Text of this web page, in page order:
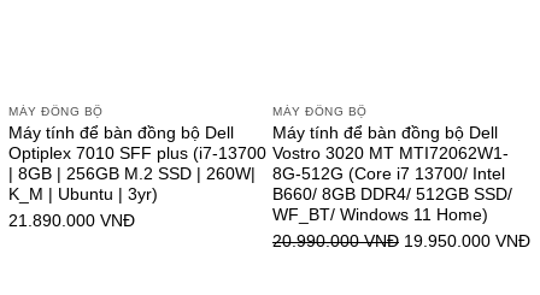
MÁY ĐỒNG BỘ
Máy tính để bàn đồng bộ Dell
Optiplex 7010 SFF plus (i7-13700
| 8GB | 256GB M.2 SSD | 260W|
K_M | Ubuntu | 3yr)
21.890.000 VNĐ
MÁY ĐỒNG BỘ
Máy tính để bàn đồng bộ Dell
Vostro 3020 MT MTI72062W1-
8G-512G (Core i7 13700/ Intel
B660/ 8GB DDR4/ 512GB SSD/
WF_BT/ Windows 11 Home)
20.990.000VNĐ 19.950.000 VNĐ